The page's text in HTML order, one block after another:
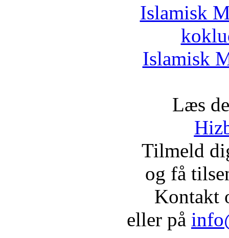
Islamisk
Islamisk
Læs
Tilmeld
og få
Kontakt
eller på